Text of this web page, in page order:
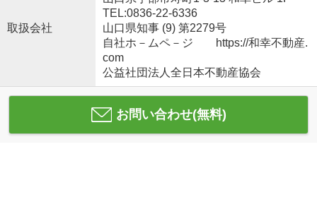
取扱会社
TEL:0836-22-6336
山口県知事 (9) 第2279号
自社ホ－ムペ－ジ https://和幸不動産.
com
公益社団法人全日本不動産協会
お問い合わせ(無料)